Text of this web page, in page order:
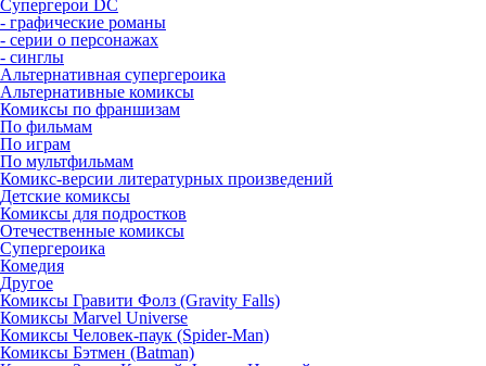
Супергерои DC
- графические романы
- серии о персонажах
- синглы
Альтернативная супергероика
Альтернативные комиксы
Комиксы по франшизам
По фильмам
По играм
По мультфильмам
Комикс-версии литературных произведений
Детские комиксы
Комиксы для подростков
Отечественные комиксы
Супергероика
Комедия
Другое
Комиксы Гравити Фолз (Gravity Falls)
Комиксы Marvel Universe
Комиксы Человек-паук (Spider-Man)
Комиксы Бэтмен (Batman)